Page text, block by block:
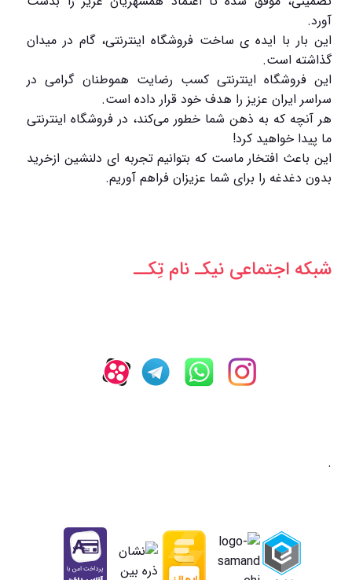
آورد.
این بار با ایده ی ساخت فروشگاه اینترنتی، گام در میدان
گذاشته است.
این فروشگاه اینترنتی کسب رضایت هموطنان گرامی در
سراسر ایران عزیز را هدف خود قرار داده است.
هر آنچه که به ذهن شما خطور می‌کند، در فروشگاه اینترنتی
ما پیدا خواهید کرد!
این باعث افتخار ماست که بتوانیم تجربه ای دلنشین ازخرید
بدون دغدغه را برای شما عزیزان فراهم آوریم.
شبکه‌ اجتماعی نیکـ نام تِکــ
.